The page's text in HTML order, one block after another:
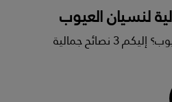
تعانون رغم كبركم من العيوب؟ إليكم 3 نصائح جمالية